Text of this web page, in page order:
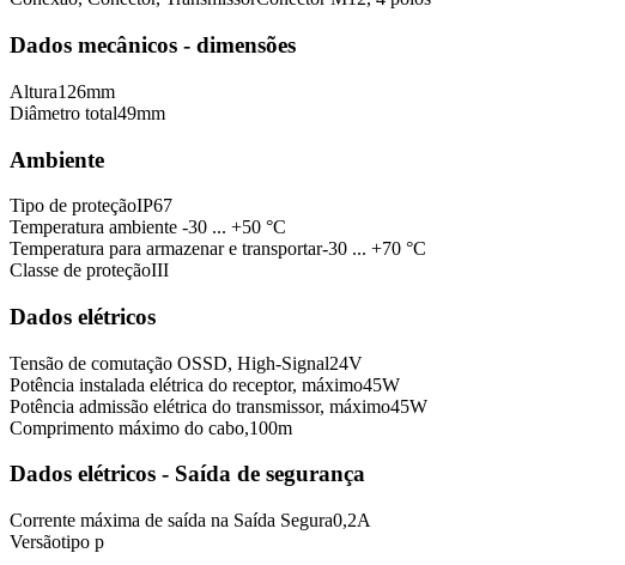
Dados mecânicos - dimensões
Altura126mm
Diâmetro total49mm
Ambiente
Tipo de proteçãoIP67
Temperatura ambiente -30 ... +50 °C
Temperatura para armazenar e transportar-30 ... +70 °C
Classe de proteçãoIII
Dados elétricos
Tensão de comutação OSSD, High-Signal24V
Potência instalada elétrica do receptor, máximo45W
Potência admissão elétrica do transmissor, máximo45W
Comprimento máximo do cabo,100m
Dados elétricos - Saída de segurança
Corrente máxima de saída na Saída Segura0,2A
Versãotipo p